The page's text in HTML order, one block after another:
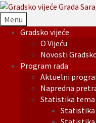
Menu
Gradsko vijeće
O Vijeću
Novosti
Program rada
Aktuelni
Napredna
Statistika tema